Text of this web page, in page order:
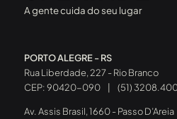
A gente cuida do seu lugar
PORTO ALEGRE - RS
Rua Liberdade, 227 - Rio Branco
CEP: 90420-090
(51)
Av. Assis Brasil, 1660 - Passo D’Areia